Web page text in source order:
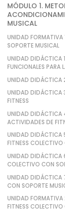
MÓDULO 1.
MUSICAL
UNIDAD FORMATIVA
SOPORTE MUSICAL
UNIDAD DIDÁCTICA
FUNCIONALES PARA
UNIDAD DIDÁCTICA
UNIDAD DIDÁCTICA
FITNESS
UNIDAD DIDÁCTICA
ACTIVIDADES DE
UNIDAD DIDÁCTICA
FITNESS
UNIDAD DIDÁCTICA
COLECTIVO CON
UNIDAD DIDÁCTICA
CON SOPORTE
UNIDAD FORMATIVA
FITNESS